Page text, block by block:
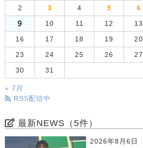
2 3 4 5 6
9 10 11 12 13
16 17 18 19 20
23 24 25 26 27
30 31
« 7月
RSS配信中
最新NEWS（5件）
2026年8月6日